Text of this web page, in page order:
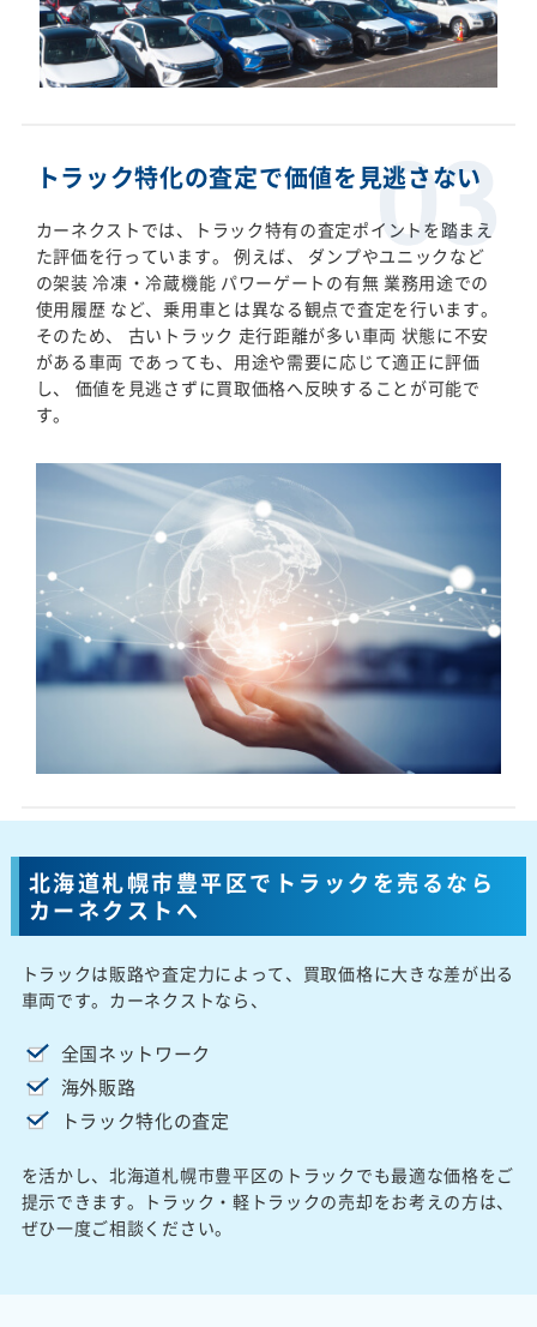
トラック特化の査定で価値を見逃さない
カーネクストでは、トラック特有の査定ポイントを踏まえ
た評価を行っています。 例えば、 ダンプやユニックなど
の架装 冷凍・冷蔵機能 パワーゲートの有無 業務用途での
使用履歴 など、乗用車とは異なる観点で査定を行います。
そのため、 古いトラック 走行距離が多い車両 状態に不安
がある車両 であっても、用途や需要に応じて適正に評価
し、 価値を見逃さずに買取価格へ反映することが可能で
す。
北海道札幌市豊平区でトラックを売るなら
カーネクストへ
トラックは販路や査定力によって、買取価格に大きな差が出る
車両です。カーネクストなら、
全国ネットワーク
海外販路
トラック特化の査定
を活かし、北海道札幌市豊平区のトラックでも最適な価格をご
提示できます。トラック・軽トラックの売却をお考えの方は、
ぜひ一度ご相談ください。